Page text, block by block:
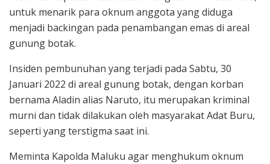
untuk menarik para oknum anggota yang diduga
menjadi backingan pada penambangan emas di areal
gunung botak.
Insiden pembunuhan yang terjadi pada Sabtu, 30
Januari 2022 di areal gunung botak, dengan korban
bernama Aladin alias Naruto, itu merupakan kriminal
murni dan tidak dilakukan oleh masyarakat Adat Buru,
seperti yang terstigma saat ini.
Meminta Kapolda Maluku agar menghukum oknum